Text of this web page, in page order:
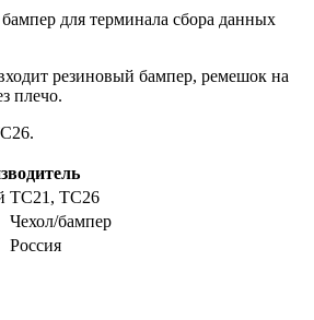
для терминала сбора данных
резиновый бампер, ремешок на
плечо.
TC21, TC26
Чехол/бампер
Россия